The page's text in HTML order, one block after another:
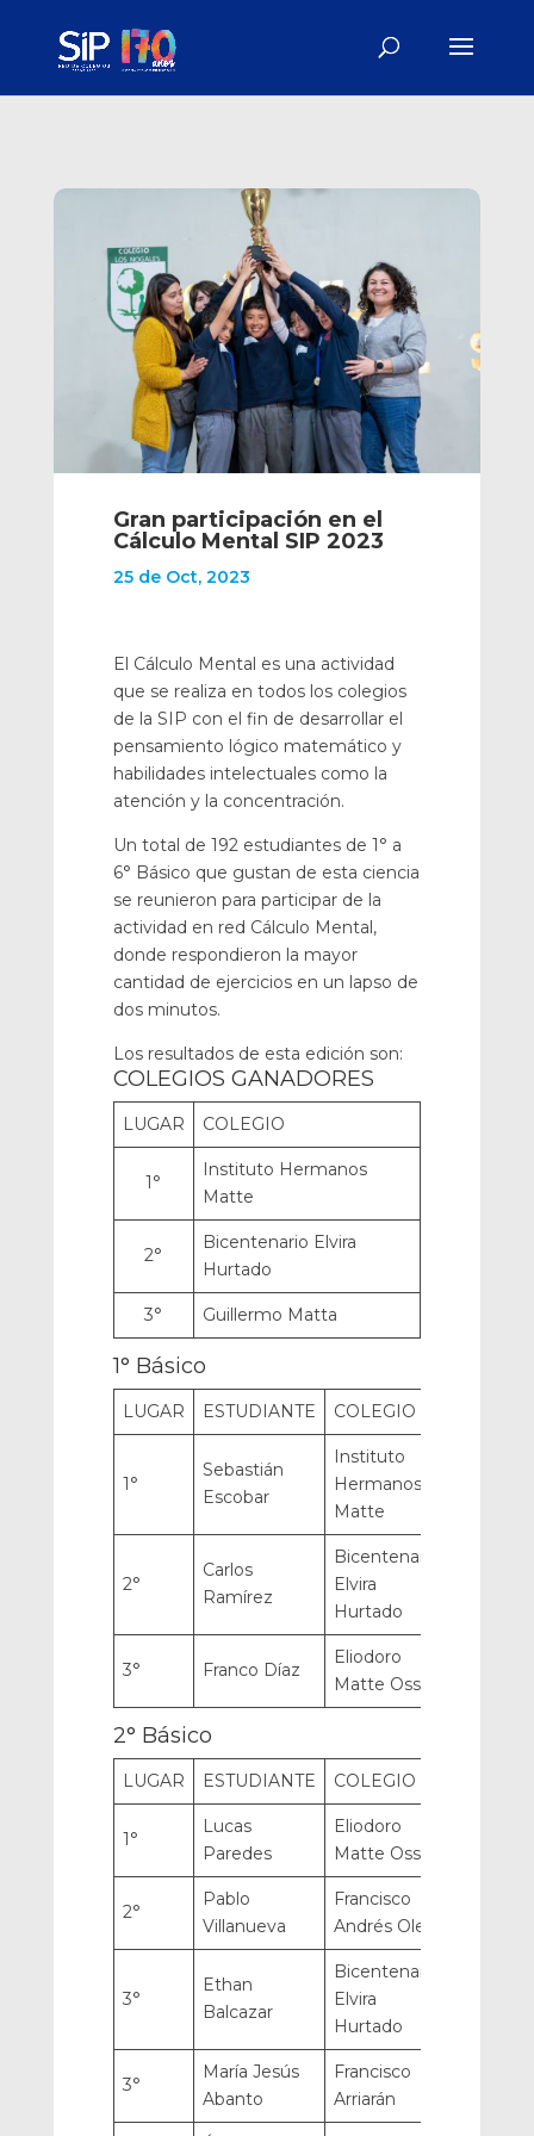
Gran participación en el
Cálculo Mental SIP 2023
25 de Oct, 2023
El Cálculo Mental es una actividad
que se realiza en todos los colegios
de la SIP con el fin de desarrollar el
pensamiento lógico matemático y
habilidades intelectuales como la
atención y la concentración.
Un total de 192 estudiantes de 1° a
6° Básico que gustan de esta ciencia
se reunieron para participar de la
actividad en red Cálculo Mental,
donde respondieron la mayor
cantidad de ejercicios en un lapso de
dos minutos.
Los resultados de esta edición son:
COLEGIOS GANADORES
LUGAR COLEGIO
1°
Instituto Hermanos
Matte
2°
Bicentenario Elvira
Hurtado
3° Guillermo Matta
1° Básico
LUGAR ESTUDIANTE COLEGIO
1°
Sebastián
Escobar
Instituto
Hermanos
Matte
2°
Carlos
Ramírez
Bicentenario
Elvira
Hurtado
3° Franco Díaz
Eliodoro
Matte Ossa
2° Básico
LUGAR ESTUDIANTE COLEGIO
1°
Lucas
Paredes
Eliodoro
Matte Ossa
2°
Pablo
Villanueva
Francisco
Andrés Olea
3°
Ethan
Balcazar
Bicentenario
Elvira
Hurtado
3°
María Jesús
Abanto
Francisco
Arriarán